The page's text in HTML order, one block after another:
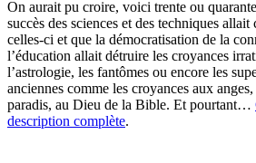
On aurait pu croire, voici trente ou
succès des sciences et des techniques
celles-ci et que la démocratisation de la
l’éducation allait détruire les croyances
l’astrologie, les fantômes ou encore les
anciennes comme les croyances aux
paradis, au Dieu de la Bible. Et pourtant…
description complète.